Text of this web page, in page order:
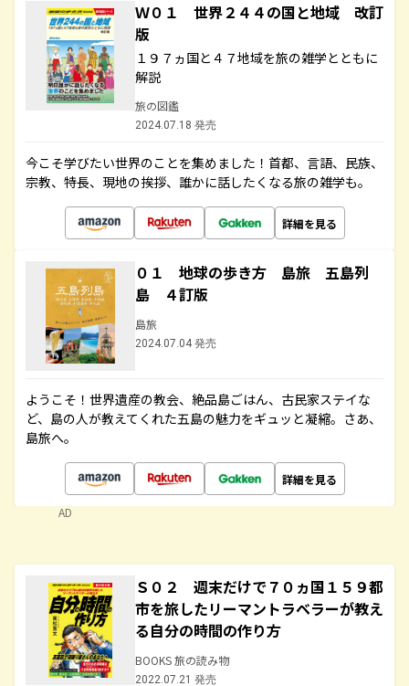
Ｗ０１ 世界２４４の国と地域 改訂
版
１９７ヵ国と４７地域を旅の雑学とともに
解説
旅の図鑑
2024.07.18 発売
今こそ学びたい世界のことを集めました！首都、言語、民族、
宗教、特長、現地の挨拶、誰かに話したくなる旅の雑学も。
詳細を見る
０１ 地球の歩き方 島旅 五島列
島 ４訂版
島旅
2024.07.04 発売
ようこそ！世界遺産の教会、絶品島ごはん、古民家ステイな
ど、島の人が教えてくれた五島の魅力をギュッと凝縮。さあ、
島旅へ。
詳細を見る
AD
Ｓ０２ 週末だけで７０ヵ国１５９都
市を旅したリーマントラベラーが教え
る自分の時間の作り方
BOOKS 旅の読み物
2022.07.21 発売